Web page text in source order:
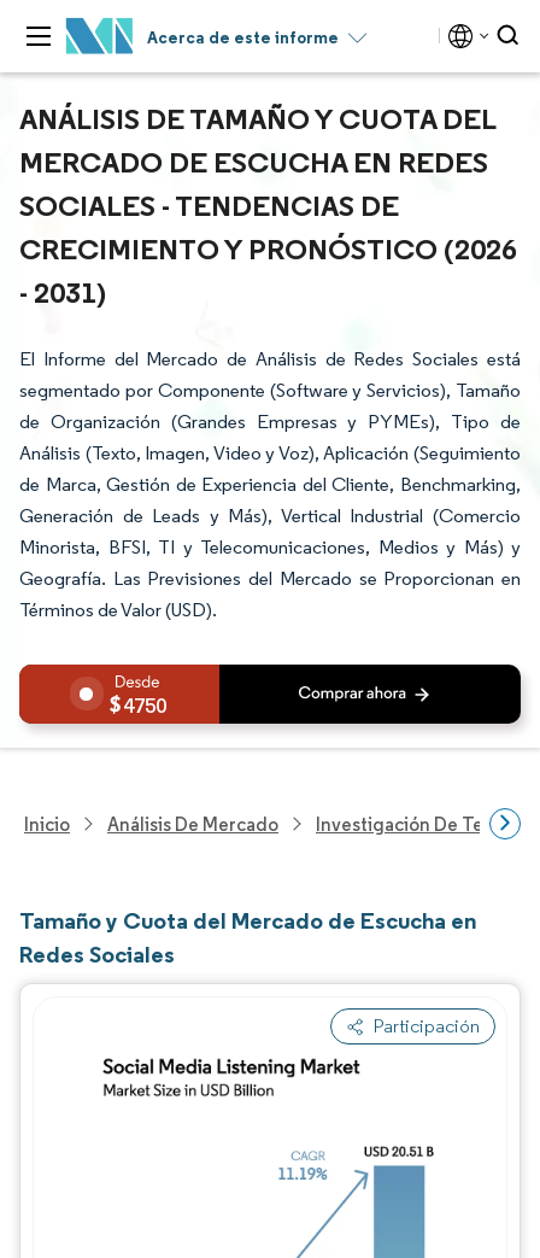
Acerca de este informe
ANÁLISIS DE TAMAÑO Y CUOTA DEL
MERCADO DE ESCUCHA EN REDES
SOCIALES - TENDENCIAS DE
CRECIMIENTO Y PRONÓSTICO (2026
- 2031)
El Informe del Mercado de Análisis de Redes Sociales está
segmentado por Componente (Software y Servicios), Tamaño
de Organización (Grandes Empresas y PYMEs), Tipo de
Análisis (Texto, Imagen, Video y Voz), Aplicación (Seguimiento
de Marca, Gestión de Experiencia del Cliente, Benchmarking,
Generación de Leads y Más), Vertical Industrial (Comercio
Minorista, BFSI, TI y Telecomunicaciones, Medios y Más) y
Geografía. Las Previsiones del Mercado se Proporcionan en
Términos de Valor (USD).
4750
Inicio Análisis De Mercado Investigación De
Tamaño y Cuota del Mercado de Escucha en
Redes Sociales
Participación